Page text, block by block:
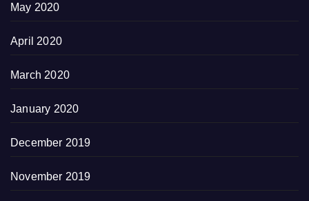
May 2020
April 2020
March 2020
January 2020
December 2019
November 2019